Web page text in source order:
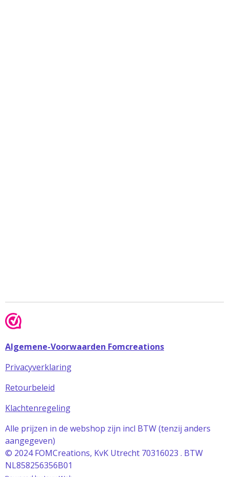
Algemene-Voorwaarden Fomcreations
Privacyverklaring
Retourbeleid
Klachtenregeling
Alle prijzen in de webshop zijn incl BTW (tenzij anders
aangegeven)
© 2024 FOMCreations, KvK Utrecht 70316023 . BTW
NL858256356B01